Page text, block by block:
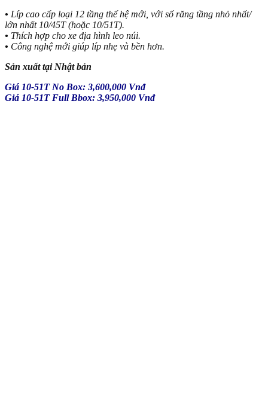
• Líp cao cấp loại 12 tầng thế hệ mới, với số răng tầng nhỏ nhất/
lớn nhất 10/45T (hoặc 10/51T).
• Thích hợp cho xe địa hình leo núi.
• Công nghệ mới giúp líp nhẹ và bền hơn.
Sản xuất tại Nhật bản
Giá 10-51T No Box: 3,600,000 Vnđ
Giá 10-51T Full Bbox: 3,950,000 Vnđ